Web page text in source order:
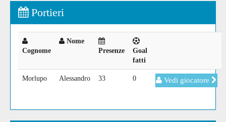
Portieri
Cognome
Nome
Presenze
Goal
fatti
Morlupo Alessandro 33 0 Vedi giocatore